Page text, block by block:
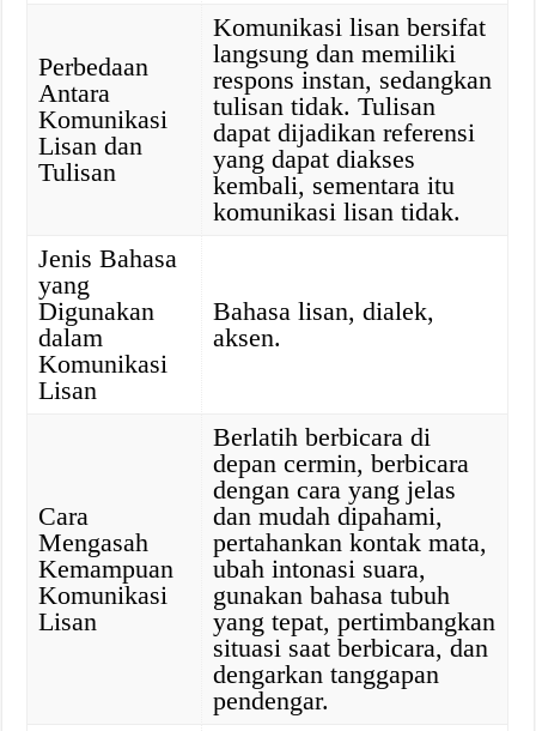
Perbedaan
Antara
Komunikasi
Lisan dan
Tulisan
Komunikasi lisan bersifat
langsung dan memiliki
respons instan, sedangkan
tulisan tidak. Tulisan
dapat dijadikan referensi
yang dapat diakses
kembali, sementara itu
komunikasi lisan tidak.
Jenis Bahasa
yang
Digunakan
dalam
Komunikasi
Lisan
Bahasa lisan, dialek,
aksen.
Cara
Mengasah
Kemampuan
Komunikasi
Lisan
Berlatih berbicara di
depan cermin, berbicara
dengan cara yang jelas
dan mudah dipahami,
pertahankan kontak mata,
ubah intonasi suara,
gunakan bahasa tubuh
yang tepat, pertimbangkan
situasi saat berbicara, dan
dengarkan tanggapan
pendengar.